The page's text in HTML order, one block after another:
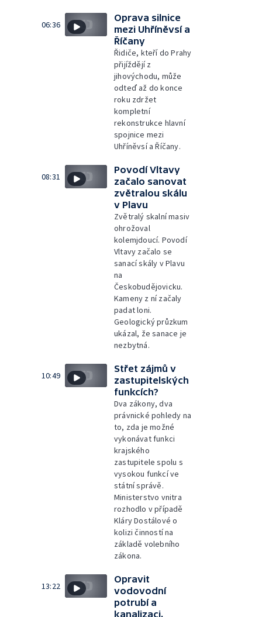
06:36
Oprava silnice
mezi Uhříněvsí a
Říčany
Řidiče, kteří do Prahy
přijíždějí z
jihovýchodu, může
odteď až do konce
roku zdržet
kompletní
rekonstrukce hlavní
spojnice mezi
Uhříněvsí a Říčany.
08:31
Povodí Vltavy
začalo sanovat
zvětralou skálu
v Plavu
Zvětralý skalní masiv
ohrožoval
kolemjdoucí. Povodí
Vltavy začalo se
sanací skály v Plavu
na
Českobudějovicku.
Kameny z ní začaly
padat loni.
Geologický průzkum
ukázal, že sanace je
nezbytná.
10:49
Střet zájmů v
zastupitelských
funkcích?
Dva zákony, dva
právnické pohledy na
to, zda je možné
vykonávat funkci
krajského
zastupitele spolu s
vysokou funkcí ve
státní správě.
Ministerstvo vnitra
rozhodlo v případě
Kláry Dostálové o
kolizi činností na
základě volebního
zákona.
13:22
Opravit
vodovodní
potrubí a
kanalizaci,